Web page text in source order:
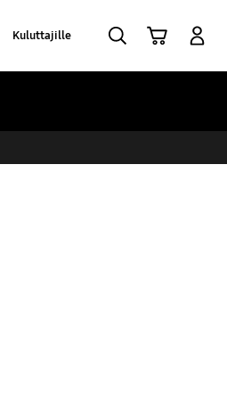
Kuluttajille